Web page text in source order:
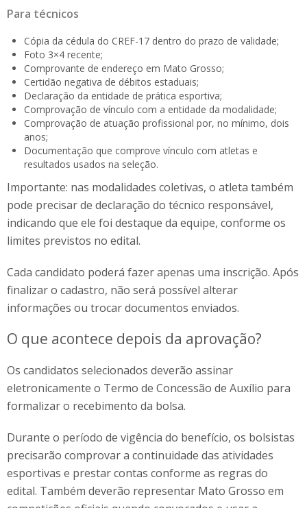
Para técnicos
Cópia da cédula do CREF-17 dentro do prazo de validade;
Foto 3×4 recente;
Comprovante de endereço em Mato Grosso;
Certidão negativa de débitos estaduais;
Declaração da entidade de prática esportiva;
Comprovação de vínculo com a entidade da modalidade;
Comprovação de atuação profissional por, no mínimo, dois
anos;
Documentação que comprove vínculo com atletas e
resultados usados na seleção.
Importante: nas modalidades coletivas, o atleta também
pode precisar de declaração do técnico responsável,
indicando que ele foi destaque da equipe, conforme os
limites previstos no edital.
Cada candidato poderá fazer apenas uma inscrição. Após
finalizar o cadastro, não será possível alterar
informações ou trocar documentos enviados.
O que acontece depois da aprovação?
Os candidatos selecionados deverão assinar
eletronicamente o Termo de Concessão de Auxílio para
formalizar o recebimento da bolsa.
Durante o período de vigência do benefício, os bolsistas
precisarão comprovar a continuidade das atividades
esportivas e prestar contas conforme as regras do
edital. Também deverão representar Mato Grosso em